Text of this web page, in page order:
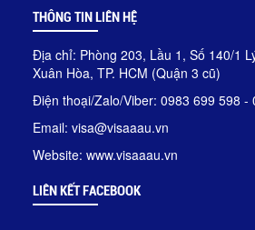
THÔNG TIN LIÊN HỆ
Địa chỉ: Phòng 203, Lầu 1, Số 140/1
Xuân Hòa, TP. HCM (Quận 3 cũ)
Điện thoại/Zalo/Viber: 0983 699 598 -
Email: visa@visaaau.vn
Website: www.visaaau.vn
LIÊN KẾT FACEBOOK